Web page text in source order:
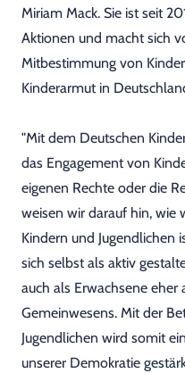
Miriam Mack. Sie ist seit
Aktionen und macht sich
Mitbestimmung von
Kinderarmut in
"Mit dem Deutschen
das Engagement von
eigenen Rechte oder die
weisen wir darauf hin, wie
Kindern und Jugendlichen
sich selbst als aktiv
auch als Erwachsene eher
Gemeinwesens. Mit der
Jugendlichen wird somit
unserer Demokratie